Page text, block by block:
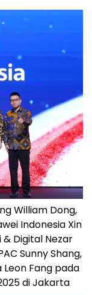
William Dong,
Indonesia Xin
& Digital Nezar
Sunny Shang,
Leon Fang pada
di Jakarta